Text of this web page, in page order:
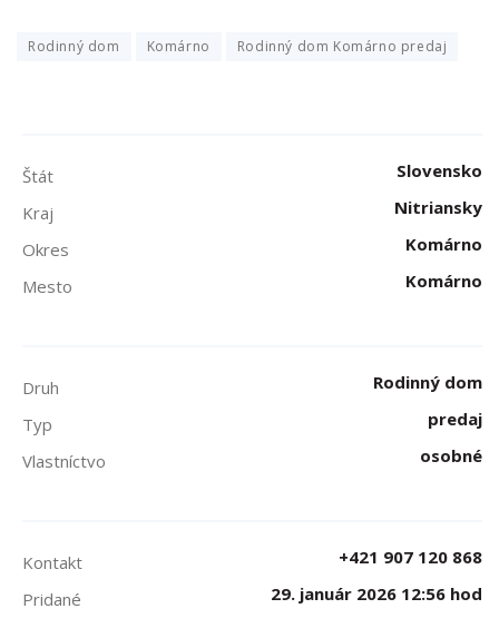
Rodinný dom Komárno Rodinný dom Komárno predaj
Štát
Slovensko
Kraj
Nitriansky
Okres
Komárno
Mesto
Komárno
Druh
Rodinný dom
Typ
predaj
Vlastníctvo
osobné
Kontakt
+421 907 120 868
Pridané
29. január 2026 12:56 hod